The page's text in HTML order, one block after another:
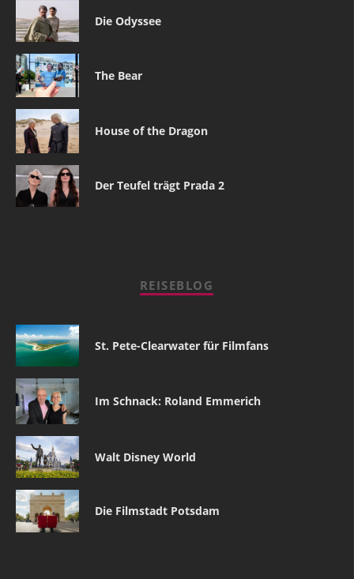
Die Odyssee
The Bear
House of the Dragon
Der Teufel trägt Prada 2
REISEBLOG
St. Pete-Clearwater für Filmfans
Im Schnack: Roland Emmerich
Walt Disney World
Die Filmstadt Potsdam